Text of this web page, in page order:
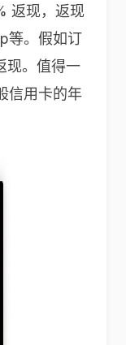
返现，返现
等。假如订
现。值得一
信用卡的年